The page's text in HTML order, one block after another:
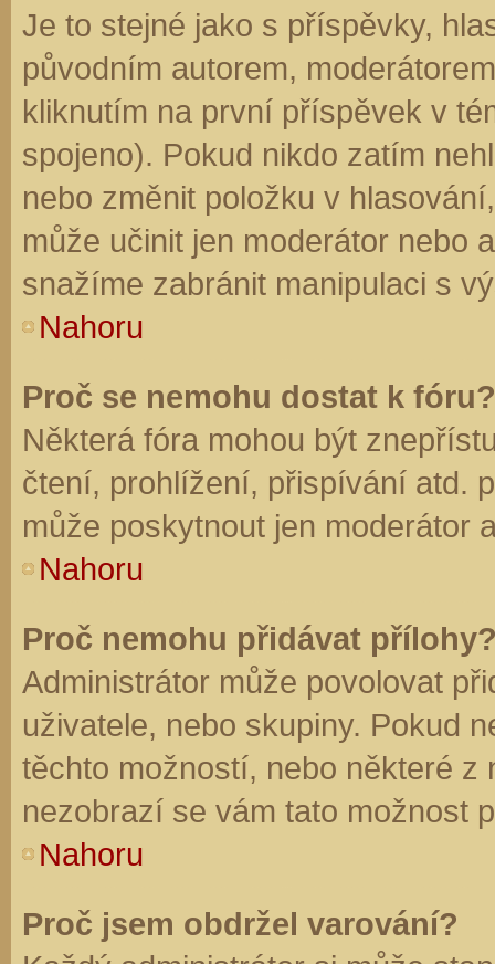
Je to stejné jako s příspěvky,
původním autorem,
kliknutím na první příspěvek v
spojeno). Pokud nikdo zatím
nebo změnit položku v
může učinit jen moderátor nebo
snažíme zabránit manipulaci s
Nahoru
Proč se nemohu dostat k fóru?
Některá fóra mohou být
čtení, prohlížení, přispívání atd.
může poskytnout jen moderátor
Nahoru
Proč nemohu přidávat
Administrátor může povolovat
uživatele, nebo skupiny. Pokud
těchto možností, nebo některé z
nezobrazí se vám tato možnost
Nahoru
Proč jsem obdržel varování?